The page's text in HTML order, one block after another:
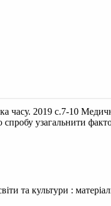
часу. 2019 с.7-10
узагальнити
та культури :